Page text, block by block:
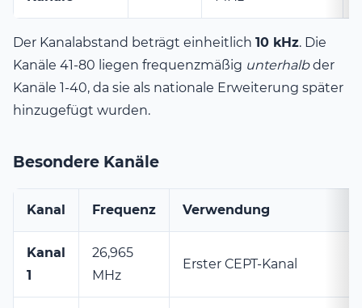
Der Kanalabstand beträgt einheitlich 10 kHz. Die
Kanäle 41-80 liegen frequenzmäßig unterhalbder
Kanäle 1-40, da sie als nationale Erweiterung später
hinzugefügt wurden.
Besondere Kanäle
Kanal Frequenz Verwendung
Kanal
1
26,965
MHz
Erster CEPT-Kanal